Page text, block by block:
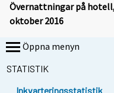
Övernattningar på
oktober 2016
Öppna menyn
STATISTIK
Inkvarteringsstatistik